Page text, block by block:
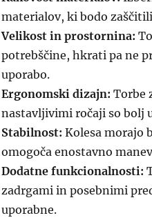
materialov, ki bodo
Velikost in prostornina:
potrebščine, hkrati pa ne
uporabo.
Ergonomski dizajn: Torbe
nastavljivimi ročaji so bolj
Stabilnost: Kolesa morajo
omogoča enostavno
Dodatne funkcionalnosti:
zadrgami in posebnimi
uporabne.